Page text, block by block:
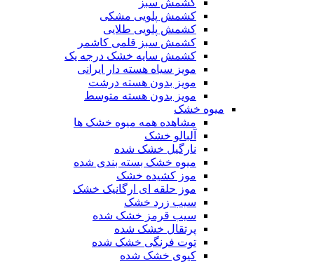
کشمش سبز
کشمش پلویی مشکی
کشمش پلویی طلایی
کشمش سبز قلمی کاشمر
کشمش سایه خشک درجه یک
مویز سیاه هسته دار ایرانی
مویز بدون هسته درشت
مویز بدون هسته متوسط
میوه خشک
مشاهده همه میوه خشک ها
آلبالو خشک
نارگیل خشک شده
میوه خشک بسته بندی شده
موز کشیده خشک
موز حلقه ای ارگانیک خشک
سیب زرد خشک
سیب قرمز خشک شده
پرتقال خشک شده
توت فرنگی خشک شده
کیوی خشک شده